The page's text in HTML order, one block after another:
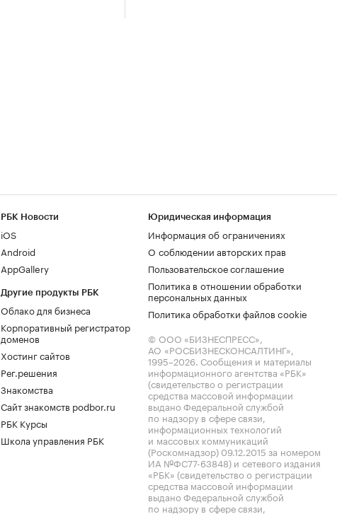
РБК Новости
iOS
Android
AppGallery
Другие продукты РБК
Облако для бизнеса
Корпоративный регистратор
доменов
Хостинг сайтов
Рег.решения
Знакомства
Сайт знакомств podbor.ru
РБК Курсы
Школа управления РБК
Юридическая информация
Информация об ограничениях
О соблюдении авторских прав
Пользовательское соглашение
Политика в отношении обработки
персональных данных
Политика обработки файлов cookie
© ООО «БИЗНЕСПРЕСС»,
АО «РОСБИЗНЕСКОНСАЛТИНГ»,
1995–2026. Сообщения и материалы
информационного агентства «РБК»
(свидетельство о регистрации
средства массовой информации
выдано Федеральной службой
по надзору в сфере связи,
информационных технологий
и массовых коммуникаций
(Роскомнадзор) 09.12.2015 за номером
ИА №ФС77-63848) и сетевого издания
«РБК» (свидетельство о регистрации
средства массовой информации
выдано Федеральной службой
по надзору в сфере связи,